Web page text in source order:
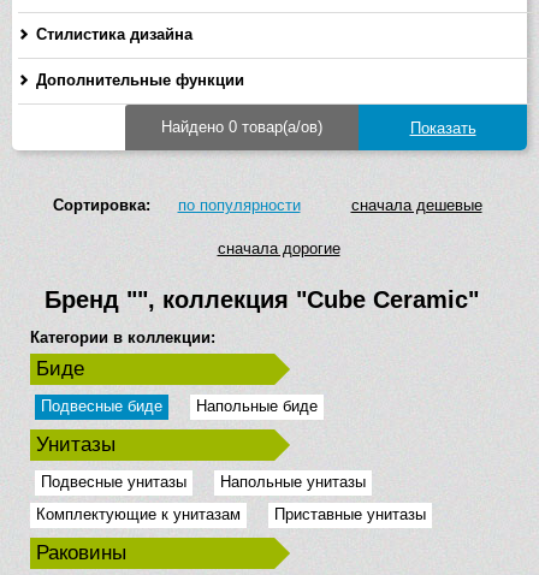
Стилистика дизайна
Дополнительные функции
Найдено 0 товар(а/ов)
Сортировка: по популярности сначала дешевые
сначала дорогие
Бренд "", коллекция "Cube Ceramic"
Категории в коллекции:
Биде
Подвесные биде Напольные биде
Унитазы
Подвесные унитазы
Напольные унитазы
Комплектующие к унитазам
Приставные унитазы
Раковины